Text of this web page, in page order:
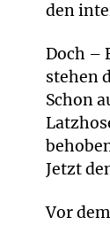
den
Doch –
stehen
Schon
Jetzt
Vor